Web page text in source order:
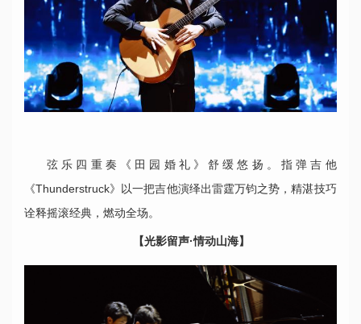
弦乐四重奏《田园婚礼》舒缓悠扬。指弹吉他
《Thunderstruck》以一把吉他演绎出雷霆万钧之势，精湛技巧
诠释摇滚经典，燃动全场。
【光影留声·情动山海】